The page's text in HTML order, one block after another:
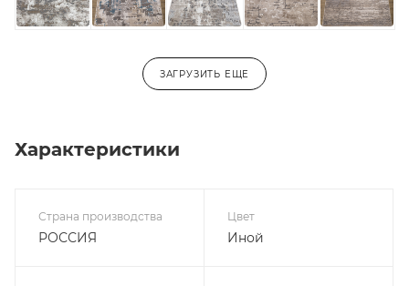
ЗАГРУЗИТЬ ЕЩЕ
Характеристики
Страна производства
РОССИЯ
Цвет
Иной